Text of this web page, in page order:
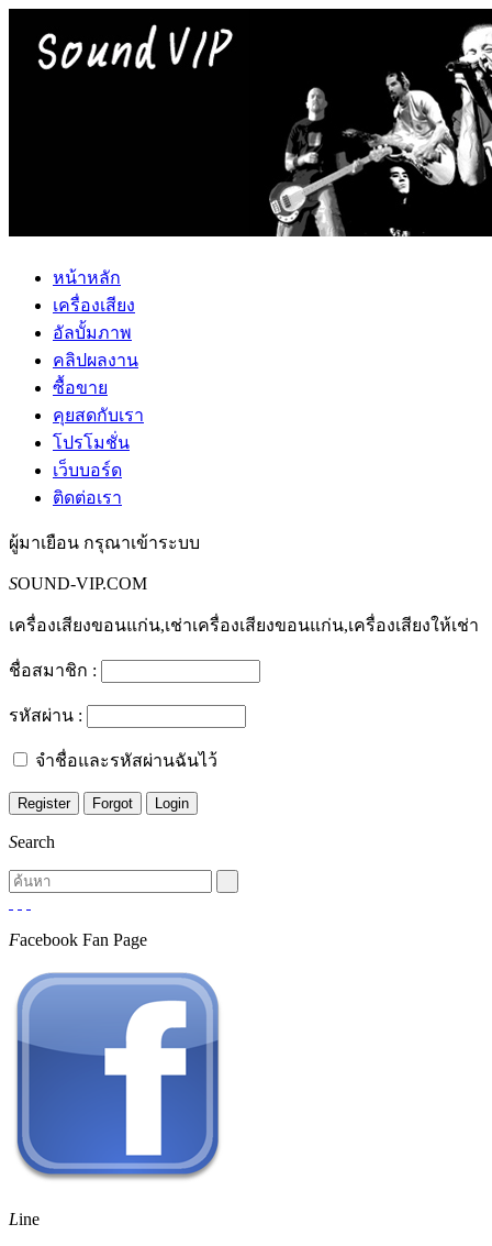
หน้าหลัก
เครื่องเสียง
อัลบั้มภาพ
คลิปผลงาน
ซื้อขาย
คุยสดกับเรา
โปรโมชั่น
เว็บบอร์ด
ติดต่อเรา
ผู้มาเยือน กรุณาเข้าระบบ
SOUND-VIP.COM
เครื่องเสียงขอนแก่น,เช่าเครื่องเสียงขอนแก่น,เครื่องเสียงให้เช่า
ชื่อสมาชิก :
รหัสผ่าน :
จำชื่อและรหัสผ่านฉันไว้
Search
Facebook Fan Page
Line